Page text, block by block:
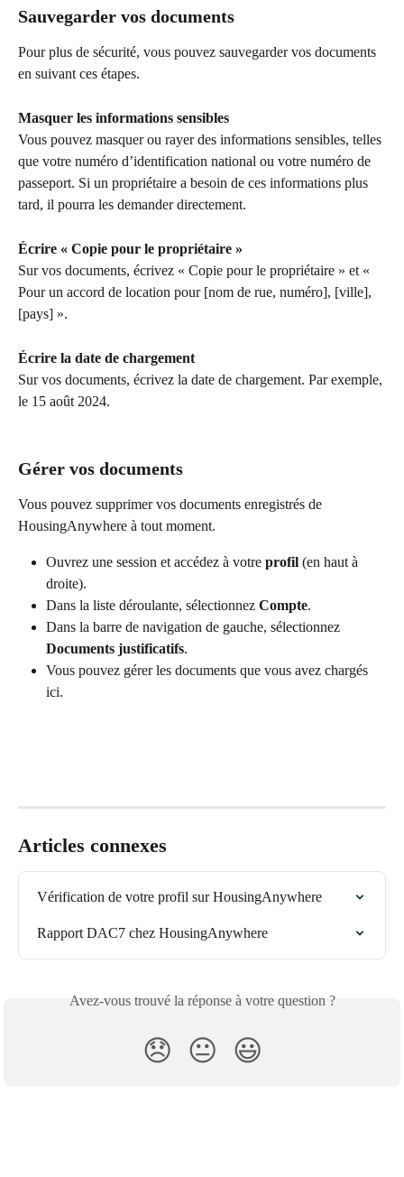
Sauvegarder vos documents
Pour plus de sécurité, vous pouvez sauvegarder vos documents
en suivant ces étapes.
Masquer les informations sensibles
Vous pouvez masquer ou rayer des informations sensibles, telles
que votre numéro d’identification national ou votre numéro de
passeport. Si un propriétaire a besoin de ces informations plus
tard, il pourra les demander directement.
Écrire « Copie pour le propriétaire »
Sur vos documents, écrivez « Copie pour le propriétaire » et «
Pour un accord de location pour [nom de rue, numéro], [ville],
[pays] ».
Écrire la date de chargement
Sur vos documents, écrivez la date de chargement. Par exemple,
le 15 août 2024.
Gérer vos documents
Vous pouvez supprimer vos documents enregistrés de
HousingAnywhere à tout moment.
Ouvrez une session et accédez à votre profil (en haut à
droite).
Dans la liste déroulante, sélectionnez Compte.
Dans la barre de navigation de gauche, sélectionnez
Documents justificatifs.
Vous pouvez gérer les documents que vous avez chargés
ici.
Articles connexes
Vérification de votre profil sur HousingAnywhere
Rapport DAC7 chez HousingAnywhere
Avez-vous trouvé la réponse à votre question ?
😞 😐 😃